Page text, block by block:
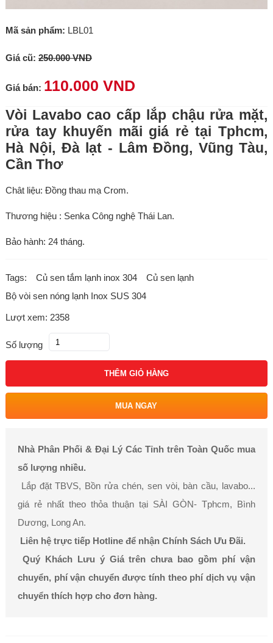
Mã sản phẩm: LBL01
Giá cũ: 250.000 VND
Giá bán: 110.000 VND
Vòi Lavabo cao cấp lắp chậu rửa mặt,
rửa tay khuyến mãi giá rẻ tại Tphcm,
Hà Nội, Đà lạt - Lâm Đồng, Vũng Tàu,
Cần Thơ
Chât liệu: Đồng thau mạ Crom.
Thương hiệu : Senka Công nghệ Thái Lan.
Bảo hành: 24 tháng.
Tags: Củ sen tắm lạnh inox 304
Củ sen lạnh
Bộ vòi sen nóng lạnh Inox SUS 304
Lượt xem: 2358
Số lượng
THÊM GIỎ HÀNG
MUA NGAY
Nhà Phân Phối & Đại Lý Các Tỉnh trên Toàn Quốc mua
số lượng nhiều.
Lắp đặt TBVS, Bồn rửa chén, sen vòi, bàn cầu, lavabo...
giá rẻ nhất theo thỏa thuận tại SÀI GÒN- Tphcm, Bình
Dương, Long An.
Liên hệ trực tiếp Hotline để nhận Chính Sách Ưu Đãi.
Quý Khách Lưu ý Giá trên chưa bao gồm phí vận
chuyển, phí vận chuyển được tính theo phí dịch vụ vận
chuyển thích hợp cho đơn hàng.